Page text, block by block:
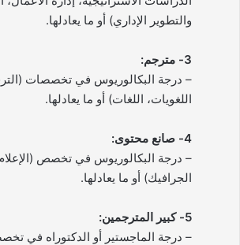
والتطوير الإداري) أو ما يعادلها.
3- مترجم:
– درجة البكالوريوس في تخصصات
اللغويات، اللغات) أو ما يعادلها.
4- صانع محتوى:
– درجة البكالوريوس في تخصص
الجرافيك) أو ما يعادلها.
5- كبير المترجمين:
– درجة الماجستير أو الدكتوراه في